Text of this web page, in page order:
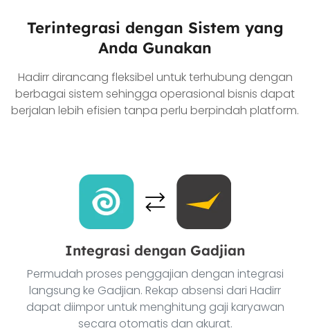
Terintegrasi dengan Sistem yang
Anda Gunakan
Hadirr dirancang fleksibel untuk terhubung dengan
berbagai sistem sehingga operasional bisnis dapat
berjalan lebih efisien tanpa perlu berpindah platform.
Integrasi dengan Gadjian
Permudah proses penggajian dengan integrasi
langsung ke Gadjian. Rekap absensi dari Hadirr
dapat diimpor untuk menghitung gaji karyawan
secara otomatis dan akurat.